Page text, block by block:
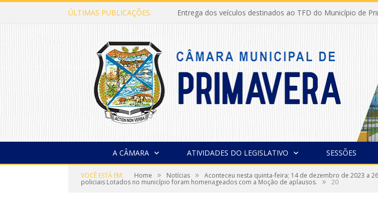
ÚLTIMAS PUBLICAÇÕES: Entrega dos veículos destinados ao TFD do Município de
A CÂMARA ATIVIDADES DO LEGISLATIVO SESSÕES
VOCÊ ESTÁ EM: Home » Notícias » Aconteceu nesta quinta-feira; 14 de dezembro de 2023 a
policiais Lotados no município foram homenageados com a Moção de aplausos. » 20